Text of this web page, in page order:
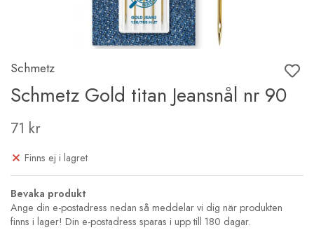
Schmetz
Schmetz Gold titan Jeansnål nr 90
71 kr
Finns ej i lagret
Bevaka produkt
Ange din e-postadress nedan så meddelar vi dig när produkten
finns i lager! Din e-postadress sparas i upp till 180 dagar.